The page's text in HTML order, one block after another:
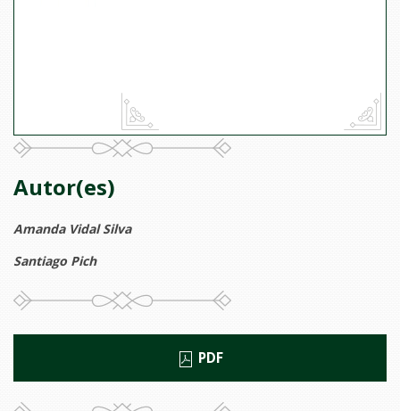
Autor(es)
Amanda Vidal Silva
Santiago Pich
PDF